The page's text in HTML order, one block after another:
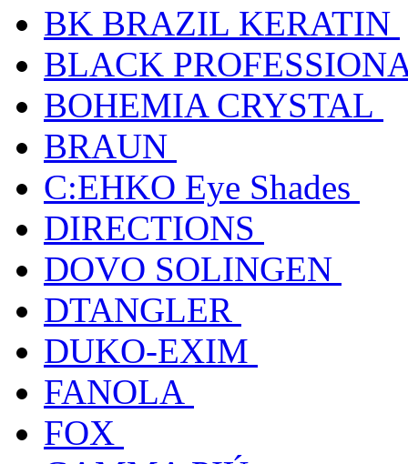
BK BRAZIL KERATIN
BLACK
BOHEMIA CRYSTAL
BRAUN
C:EHKO Eye Shades
DIRECTIONS
DOVO SOLINGEN
DTANGLER
DUKO-EXIM
FANOLA
FOX